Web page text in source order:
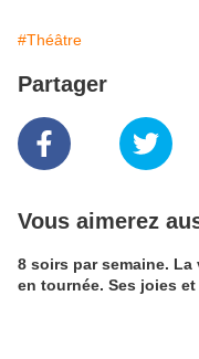
#Théâtre
Partager
Vous aimerez
8 soirs par semaine. La
en tournée. Ses joies